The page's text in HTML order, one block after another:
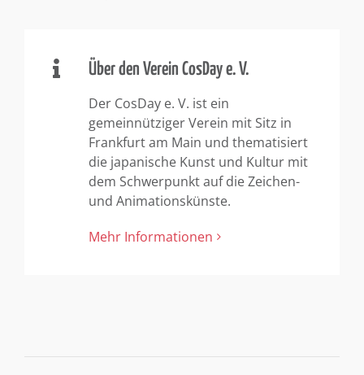
Über den Verein CosDay e. V.
Der CosDay e. V. ist ein
gemeinnütziger Verein mit Sitz in
Frankfurt am Main und thematisiert
die japanische Kunst und Kultur mit
dem Schwerpunkt auf die Zeichen-
und Animationskünste.
Mehr Informationen